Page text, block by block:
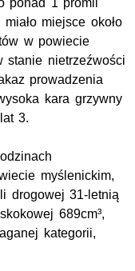
miejsce około
w powiecie
stanie nietrzeźwości
prowadzenia
kara grzywny
3.
myślenickim,
drogowej 31-letnią
689cm³,
kategorii,